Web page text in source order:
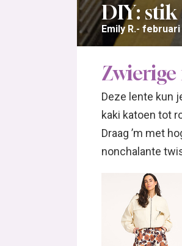
DIY:
Emily R. februari
Deze lente kun
kaki katoen tot
Draag ’m met
nonchalante